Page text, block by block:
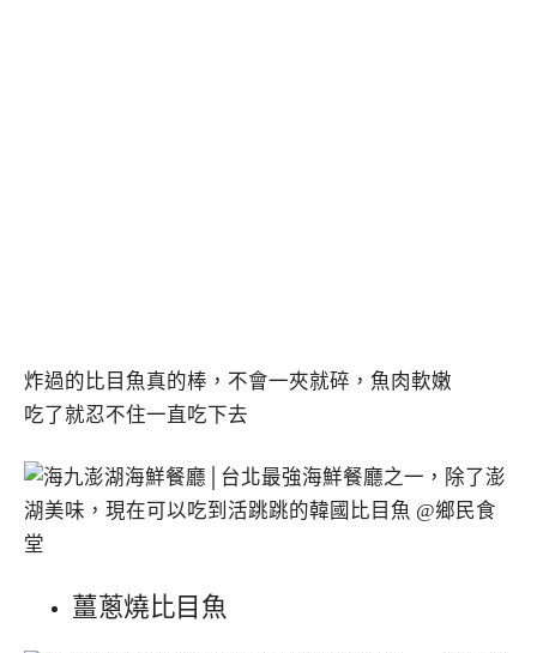
炸過的比目魚真的棒，不會一夾就碎，魚肉軟嫩
吃了就忍不住一直吃下去
薑蔥燒比目魚